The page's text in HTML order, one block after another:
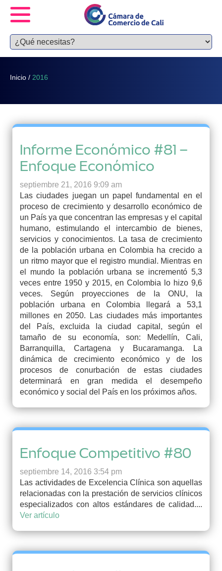
Inicio / 2016
Informe Económico #81 –
Enfoque Económico
septiembre 21, 2016 9:09 am
Las ciudades juegan un papel fundamental en el
proceso de crecimiento y desarrollo económico de
un País ya que concentran las empresas y el capital
humano, estimulando el intercambio de bienes,
servicios y conocimientos. La tasa de crecimiento
de la población urbana en Colombia ha crecido a
un ritmo mayor que el registro mundial. Mientras en
el mundo la población urbana se incrementó 5,3
veces entre 1950 y 2015, en Colombia lo hizo 9,6
veces. Según proyecciones de la ONU, la
población urbana en Colombia llegará a 53,1
millones en 2050. Las ciudades más importantes
del País, excluida la ciudad capital, según el
tamaño de su economía, son: Medellín, Cali,
Barranquilla, Cartagena y Bucaramanga. La
dinámica de crecimiento económico y de los
procesos de conurbación de estas ciudades
determinará en gran medida el desempeño
económico y social del País en los próximos años.
Enfoque Competitivo #80
septiembre 14, 2016 3:54 pm
Las actividades de Excelencia Clínica son aquellas
relacionadas con la prestación de servicios clínicos
especializados con altos estándares de calidad....
Ver artículo